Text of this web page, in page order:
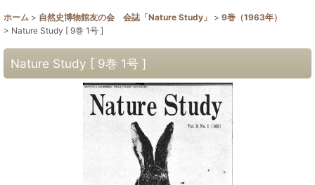
ホーム > 自然史博物館友の会 会誌「Nature Study」 > 9巻（1963年）
> Nature Study [ 9巻 1号 ]
Nature Study [ 9巻 1号 ]